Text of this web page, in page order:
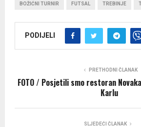
BOŽIĆNI TURNIR FUTSAL TREBINJE
PODIJELI
PRETHODNI ČLANAK
FOTO / Posjetili smo restoran
Karlu
SLJEDEĆI ČLANAK